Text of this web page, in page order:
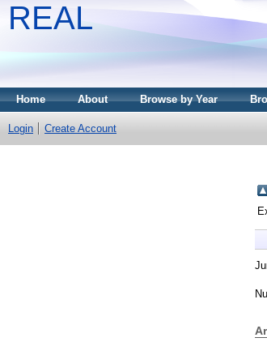
REAL
Home About Browse by Year
Login Create Account